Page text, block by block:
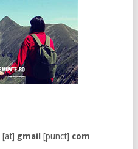
[at] gmail [punct] com